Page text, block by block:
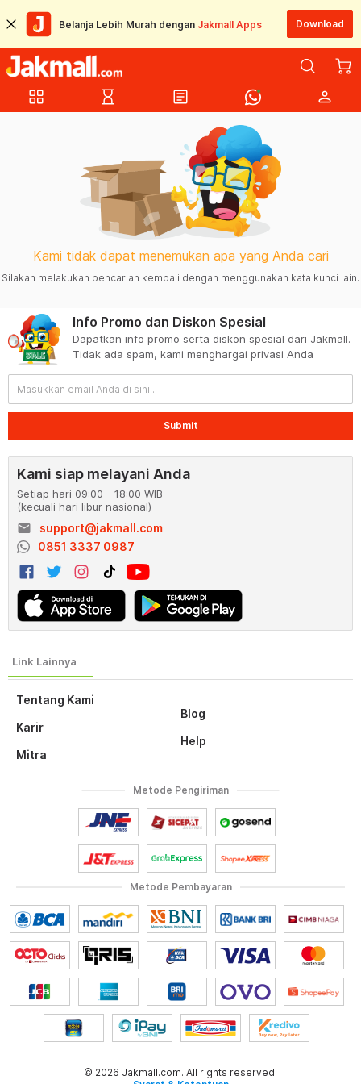
Belanja Lebih Murah dengan Jakmall Apps Download
grid_view hourglass_empty article person
Kami tidak dapat menemukan apa yang Anda cari
Silakan melakukan pencarian kembali dengan menggunakan kata kunci lain.
Tentang Kami
Karir
Mitra
Blog
Help
Info Promo dan Diskon Spesial
Dapatkan info promo serta diskon spesial dari Jakmall.
Tidak ada spam, kami menghargai privasi Anda
Submit
Kami siap melayani Anda
Setiap hari 09:00 - 18:00 WIB
(kecuali hari libur nasional)
email
support@jakmall.com
0851 3337 0987
Metode Pembayaran
Metode Pengiriman
© 2026 Jakmall.com. All rights reserved.